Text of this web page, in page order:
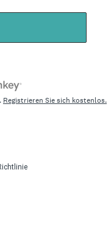
Registrieren Sie sich kostenlos.